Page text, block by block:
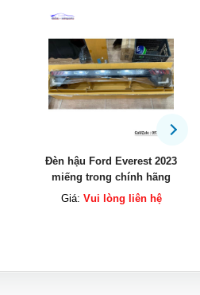
Đèn hậu Ford Ranger Raptor
2020 chính hãng
Giá: Vui lòng liên hệ